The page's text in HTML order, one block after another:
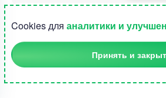
г. Москва, наб. Тараса Шевченко
©2015-2026, Студландия -
Cookies для аналитики и
Принять и